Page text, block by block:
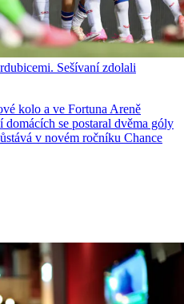
Sešívaní zdolali
kolo a ve Fortuna Areně
se postaral dvěma góly
v novém ročníku Chance